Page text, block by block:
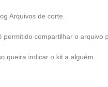
Arquivos de corte.
compartilhar o
queira indicar o kit a alguém.